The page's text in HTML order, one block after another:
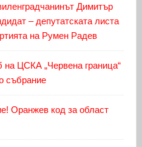
Димитър
– депутатската листа
на Румен Радев
на ЦСКА „Червена граница“
събрание
Оранжев код за област